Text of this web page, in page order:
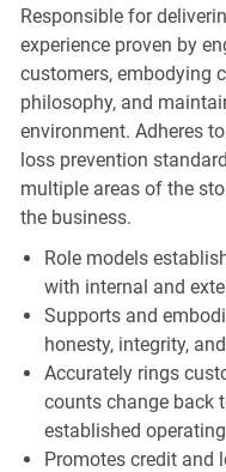
Responsible for
experience proven by
customers, embodying
philosophy, and
environment. Adheres
loss prevention
multiple areas of the
the business.
Role models
with internal and
Supports and
honesty, integrity,
Accurately rings
counts change back
established
Promotes credit and